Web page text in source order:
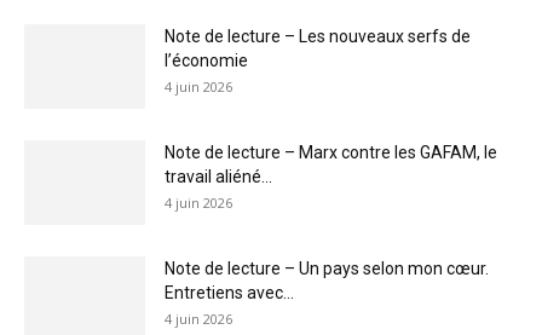
Note de lecture – Les nouveaux serfs de
l’économie
4 juin 2026
Note de lecture – Marx contre les GAFAM, le
travail aliéné...
4 juin 2026
Note de lecture – Un pays selon mon cœur.
Entretiens avec...
4 juin 2026